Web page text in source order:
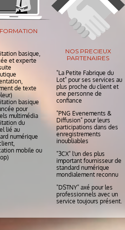
basique,
et experte
de texte
basique
pour
multimédia
du
lié au
numérique
mobile ou
NOS PRECIEUX
PARTENAIRES
"La Petite Fabrique du
Lot" pour ses services au
plus proche du client et
une personne de
confiance
"PNG Evenements &
Diffusion" pour leurs
participations dans des
enregistrements
inoubliables
"3CX" l'un des plus
important fournisseur de
standard numérique
mondialement reconnu
"DSTNY" axé pour les
professionnels avec un
service toujours présent.